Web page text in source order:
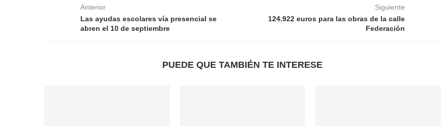
Anterior
Las ayudas escolares vía presencial se
abren el 10 de septiembre
Siguiente
124.922 euros para las obras de la calle
Federación
PUEDE QUE TAMBIÉN TE INTERESE